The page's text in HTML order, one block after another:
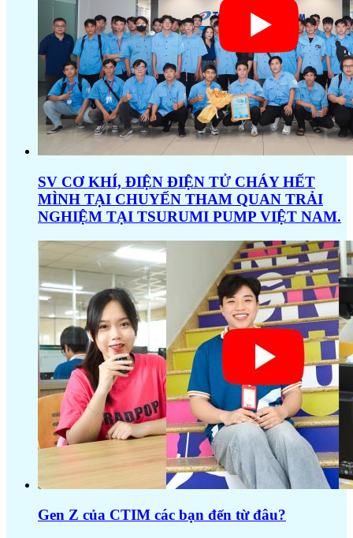
SV CƠ KHÍ, ĐIỆN ĐIỆN TỬ CHÁY HẾT
MÌNH TẠI CHUYẾN THAM QUAN TRẢI
NGHIỆM TẠI TSURUMI PUMP VIỆT NAM.
Gen Z của CTIM các bạn đến từ đâu?